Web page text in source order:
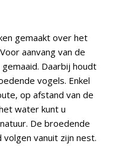
gemaakt over het
aanvang van de
Daarbij houdt
vogels. Enkel
op afstand van de
water kunt u
De broedende
vanuit zijn nest.